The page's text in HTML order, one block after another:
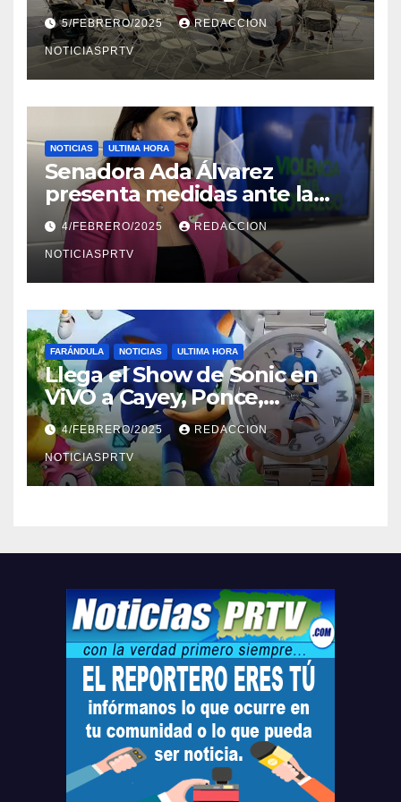
Reparto Metropolitano
5/FEBRERO/2025 REDACCION
NOTICIASPRTV
NOTICIAS ULTIMA HORA
Senadora Ada Álvarez
presenta medidas ante la
violencia en el noviazgo
4/FEBRERO/2025 REDACCION
NOTICIASPRTV
FARÁNDULA NOTICIAS ULTIMA HORA
Llega el Show de Sonic en
ViVO a Cayey, Ponce,
Barceloneta y Humacao,
Relojes gratis para el que
compre ahora….
4/FEBRERO/2025 REDACCION
NOTICIASPRTV